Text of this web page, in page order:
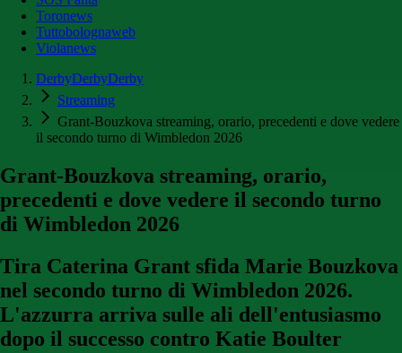
Toronews
Tuttobolognaweb
Violanews
DerbyDerbyDerby
Streaming
Grant-Bouzkova streaming, orario, precedenti e dove vedere
il secondo turno di Wimbledon 2026
Grant-Bouzkova streaming, orario,
precedenti e dove vedere il secondo turno
di Wimbledon 2026
Tira Caterina Grant sfida Marie Bouzkova
nel secondo turno di Wimbledon 2026.
L'azzurra arriva sulle ali dell'entusiasmo
dopo il successo contro Katie Boulter